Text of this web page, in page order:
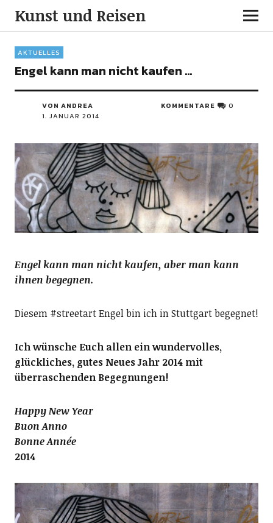
Kunst und Reisen
AKTUELLES
Engel kann man nicht kaufen …
VON ANDREA
1. JANUAR 2014
KOMMENTARE 0
Engel kann man nicht kaufen, aber man kann
ihnen begegnen.
Diesem #streetart Engel bin ich in Stuttgart begegnet!
Ich wünsche Euch allen ein wundervolles,
glückliches, gutes Neues Jahr 2014 mit
überraschenden Begegnungen!
Happy New Year
Buon Anno
Bonne Année
2014